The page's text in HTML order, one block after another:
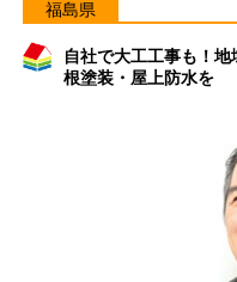
福島県
自社で大工工事も！
根塗装・屋上防水を